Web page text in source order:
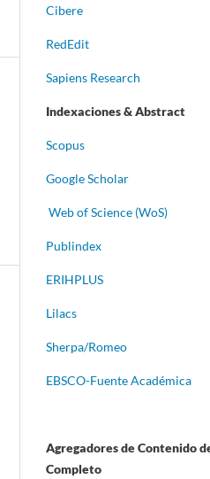
Cibere
RedEdit
Sapiens Research
Indexaciones & Abstract
Scopus
Google Scholar
Web of Science (WoS)
Publindex
ERIHPLUS
Lilacs
Sherpa/Romeo
EBSCO-Fuente Académica
Agregadores de Contenido
Completo